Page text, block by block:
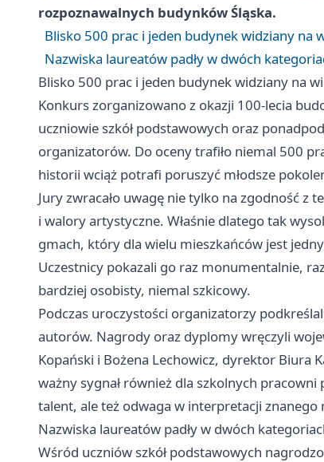
rozpoznawalnych budynków Śląska.
Blisko 500 prac i jeden budynek widziany na
Nazwiska laureatów padły w dwóch
Blisko 500 prac i jeden budynek widziany na
Konkurs zorganizowano z okazji 100-lecia
uczniowie szkół podstawowych oraz
organizatorów. Do oceny trafiło niemal 500
historii wciąż potrafi poruszyć młodsze
Jury zwracało uwagę nie tylko na zgodność z
i walory artystyczne. Właśnie dlatego tak
gmach, który dla wielu mieszkańców jest
Uczestnicy pokazali go raz monumentalnie,
bardziej osobisty, niemal szkicowy.
Podczas uroczystości organizatorzy
autorów. Nagrody oraz dyplomy wręczyli
Kopański i Bożena Lechowicz, dyrektor Biura
ważny sygnał również dla szkolnych
talent, ale też odwaga w interpretacji znanego
Nazwiska laureatów padły w dwóch
Wśród uczniów szkół podstawowych